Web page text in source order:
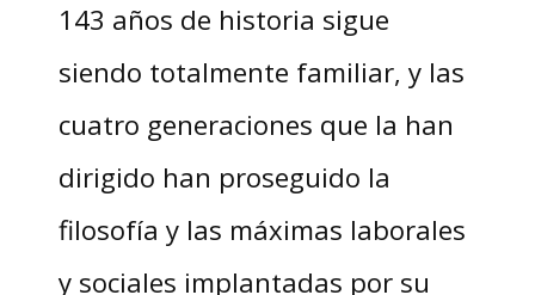
143 años de historia sigue
siendo totalmente familiar, y las
cuatro generaciones que la han
dirigido han proseguido la
filosofía y las máximas laborales
y sociales implantadas por su